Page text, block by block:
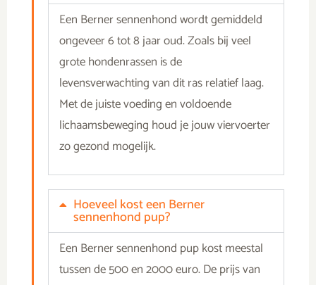
Een Berner sennenhond wordt gemiddeld
ongeveer 6 tot 8 jaar oud. Zoals bij veel
grote hondenrassen is de
levensverwachting van dit ras relatief laag.
Met de juiste voeding en voldoende
lichaamsbeweging houd je jouw viervoerter
zo gezond mogelijk.
Hoeveel kost een Berner
sennenhond pup?
Een Berner sennenhond pup kost meestal
tussen de 500 en 2000 euro.De prijs van